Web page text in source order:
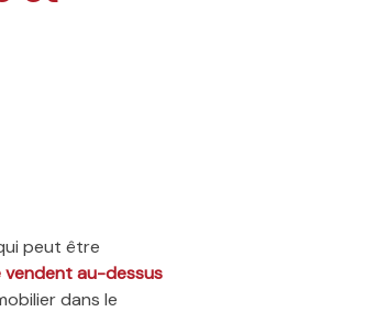
peut être
vendent au-dessus
dans le